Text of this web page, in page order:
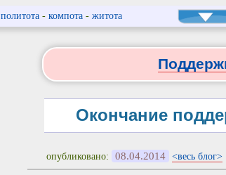
политота- компота- житота
Окончание
опубликовано: 08.04.2014 <весь блог>